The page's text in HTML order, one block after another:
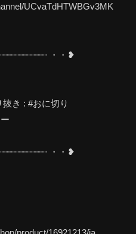
UCvaTdHTWBGv3MK
・・❥
き : #おに切り
・・❥